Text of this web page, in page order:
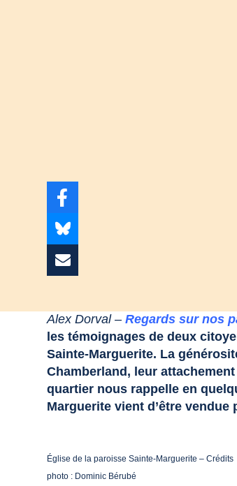
Alex Dorval –Regards sur nos
les témoignages de deux
Sainte-Marguerite. La
Chamberland, leur
quartier nous rappelle en
Marguerite vient d’être
Église de la paroisse Sainte-Marguerite – Crédits
photo : Dominic Bérubé